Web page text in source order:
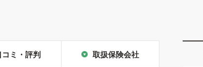
コミ・評判 取扱保険会社